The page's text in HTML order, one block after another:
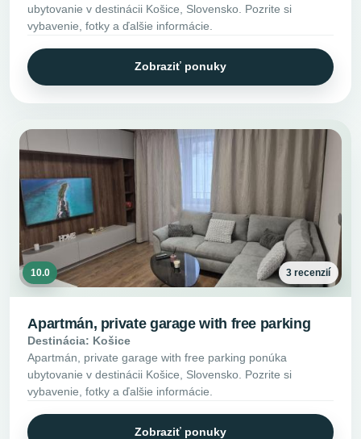
ubytovanie v destinácii Košice, Slovensko. Pozrite si
vybavenie, fotky a ďalšie informácie.
Zobraziť ponuky
10.0 3 recenzií
Apartmán, private garage with free parking
Destinácia: Košice
Apartmán, private garage with free parking ponúka
ubytovanie v destinácii Košice, Slovensko. Pozrite si
vybavenie, fotky a ďalšie informácie.
Zobraziť ponuky